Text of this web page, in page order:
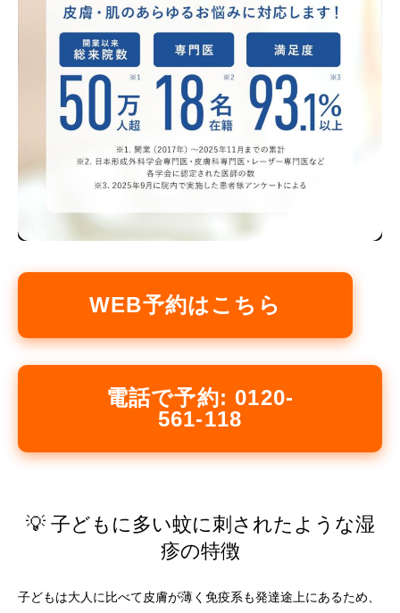
WEB予約はこちら
電話で予約: 0120-
561-118
💡 子どもに多い蚊に刺されたような湿
疹の特徴
子どもは大人に比べて皮膚が薄く免疫系も発達途上にあるため、